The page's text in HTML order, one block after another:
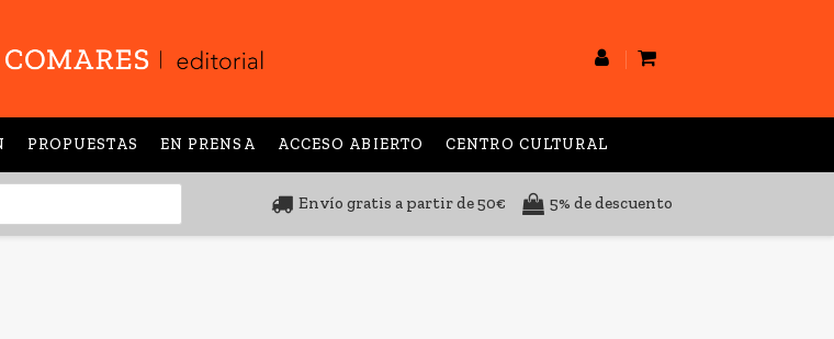
PROPUESTAS EN PRENSA ACCESO ABIERTO CENTRO CULTURAL
Envío gratis a partir de 50€ 5% de descuento